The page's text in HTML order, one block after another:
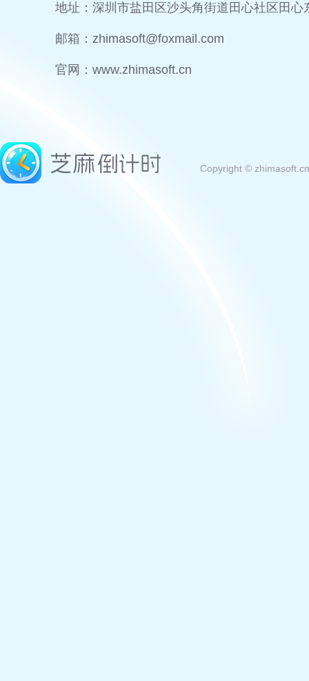
地址： 深圳市盐田区沙头角街道田心社区田
邮箱： zhimasoft@foxmail.com
官网： www.zhimasoft.cn
Copyright ©